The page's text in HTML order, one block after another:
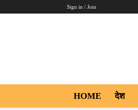
Sign in / Join
HOME देश